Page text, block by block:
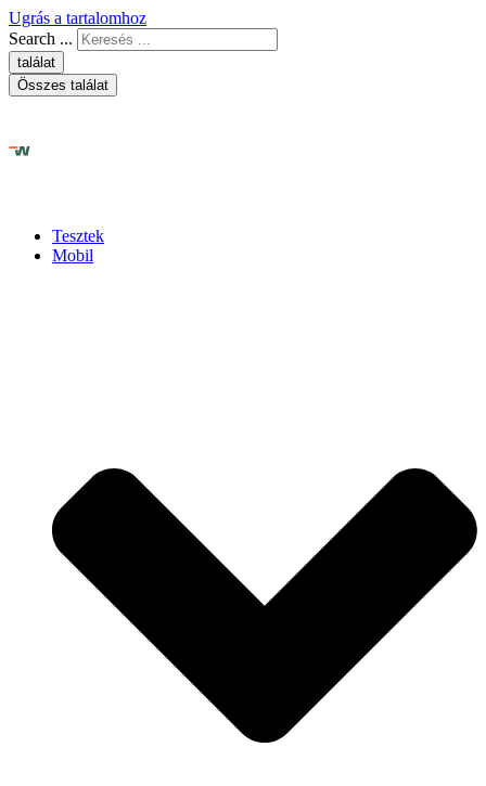
Ugrás a tartalomhoz
Search ...
találat
Összes találat
Tesztek
Mobil